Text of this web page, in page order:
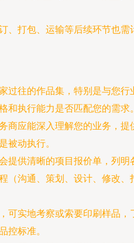
、打包、运输等后续环节也需
过往的作品集，特别是与您行
和执行能力是否匹配您的需求
商应能深入理解您的业务，提
被动执行。
提供清晰的项目报价单，列明
（沟通、策划、设计、修改、
可实地考察或索要印刷样品，
控标准。